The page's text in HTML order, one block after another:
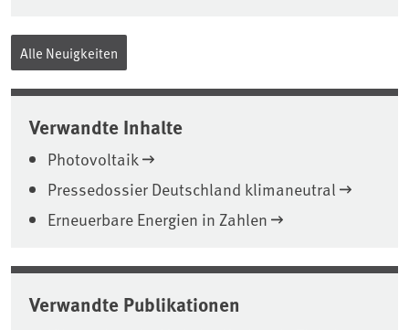
Alle Neuigkeiten
Verwandte Inhalte
Photovoltaik
Pressedossier Deutschland klimaneutral
Erneuerbare Energien in Zahlen
Verwandte Publikationen